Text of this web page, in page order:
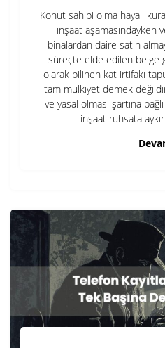
Konut sahibi olma hayali
inşaat aşamasındayken
binalardan daire satın
süreçte elde edilen belge
olarak bilinen kat irtifakı
tam mülkiyet demek
ve yasal olması şartına
inşaat ruhsata